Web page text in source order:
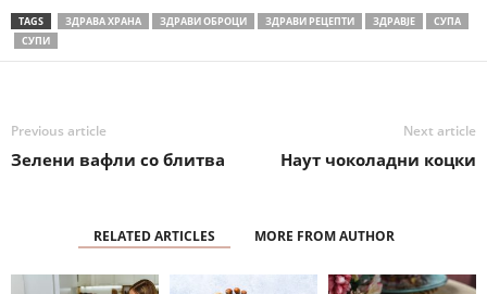
TAGS ЗДРАВА ХРАНА ЗДРАВИ ОБРОЦИ ЗДРАВИ РЕЦЕПТИ ЗДРАВЈЕ
СУПА
СУПИ
Previous article
Зелени вафли со блитва
Next article
Наут чоколадни коцки
RELATED ARTICLES MORE FROM AUTHOR